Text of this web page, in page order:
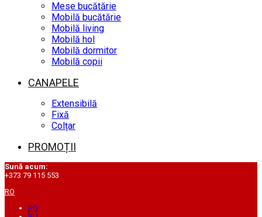
Mese bucătărie
Mobilă bucătărie
Mobilă living
Mobilă hol
Mobilă dormitor
Mobilă copii
CANAPELE
Extensibilă
Fixă
Colțar
PROMOȚII
Sună acum:
+373 79 115 553
RO
RO